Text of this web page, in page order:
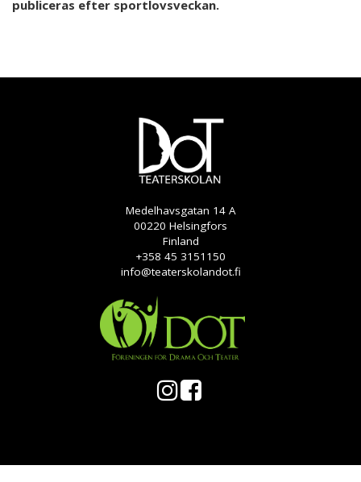
publiceras efter sportlovsveckan.
Medelhavsgatan 14 A
00220 Helsingfors
Finland
+358 45 3151150
info@teaterskolandot.fi